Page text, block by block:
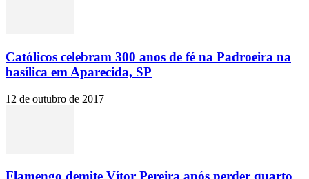
Católicos celebram 300 anos de fé na Padroeira na
basílica em Aparecida, SP
12 de outubro de 2017